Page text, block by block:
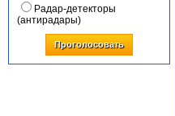
Радар-детекторы
(антирадары)
Проголосовать